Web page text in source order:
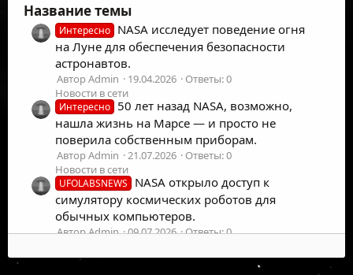
Название темы
Интересно NASA исследует поведение огня
на Луне для обеспечения безопасности
астронавтов.
Автор Admin 19.04.2026
Ответы: 0
Новости в сети
Интересно 50 лет назад NASA, возможно,
нашла жизнь на Марсе — и просто не
поверила собственным приборам.
Автор Admin 21.07.2026
Ответы: 0
Новости в сети
UFOLABSNEWS
NASA открыло доступ к
симулятору космических роботов для
обычных компьютеров.
Автор Admin 09.07.2026
Ответы: 0
UFOLABSNEWS NASA запускает программу для